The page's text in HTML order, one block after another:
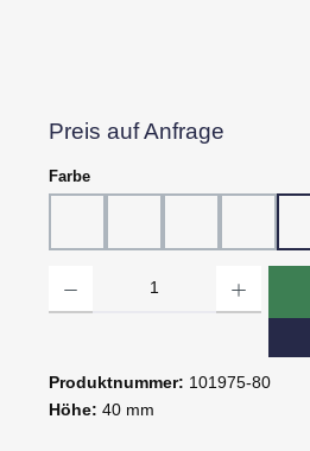
Preis auf Anfrage
Farbeauswählen
Produktnummer: 101975-80
Höhe: 40 mm